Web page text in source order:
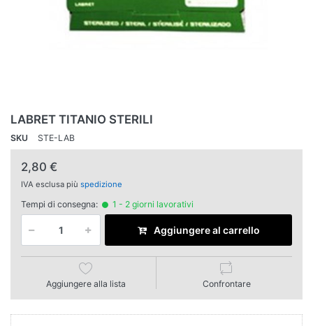
LABRET TITANIO STERILI
SKU STE-LAB
2,80 €
IVA esclusa più spedizione
Tempi di consegna: 1 - 2 giorni lavorativi
Aggiungere al carrello
Aggiungere alla lista Confrontare